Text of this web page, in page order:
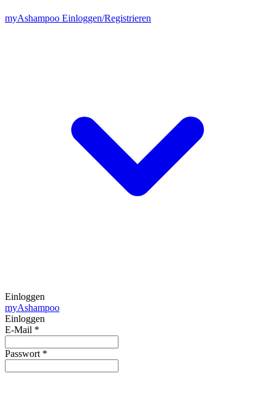
myAshampoo Einloggen/Registrieren
Einloggen
myAshampoo
Einloggen
E-Mail *
Passwort *